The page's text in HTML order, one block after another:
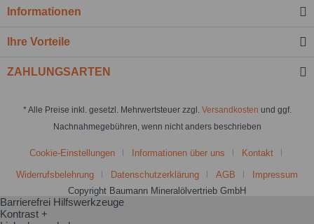
Informationen
Ihre Vorteile
ZAHLUNGSARTEN
* Alle Preise inkl. gesetzl. Mehrwertsteuer zzgl. Versandkosten und ggf.
Nachnahmegebühren, wenn nicht anders beschrieben
Cookie-Einstellungen Informationen über uns Kontakt
Widerrufsbelehrung Datenschutzerklärung AGB
Impressum
Copyright Baumann Mineralölvertrieb GmbH
Barrierefrei Hilfswerkzeuge
Kontrast +